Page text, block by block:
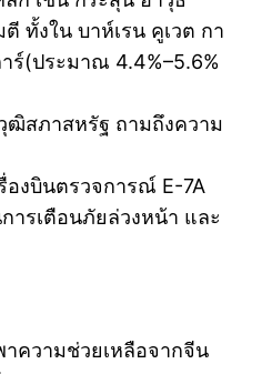
ทั้งใน บาห์เรน คูเวต กา
ร์(ประมาณ 4.4%–5.6%
ฒิสภาสหรัฐ ถามถึงความ
องบินตรวจการณ์ E-7A
ารเตือนภัยล่วงหน้า และ
ความช่วยเหลือจากจีน